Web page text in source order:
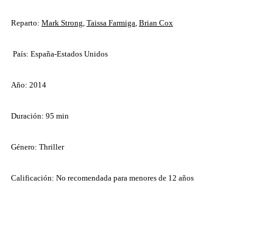
Reparto: Mark Strong, Taissa Farmiga, Brian Cox
País: España-Estados Unidos
Año: 2014
Duración: 95 min
Género: Thriller
Calificación: No recomendada para menores de 12 años